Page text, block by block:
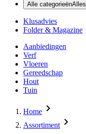
Alle categorieënAlles
Klusadvies
Folder & Magazine
Aanbiedingen
Verf
Vloeren
Gereedschap
Hout
Tuin
Home
Assortiment